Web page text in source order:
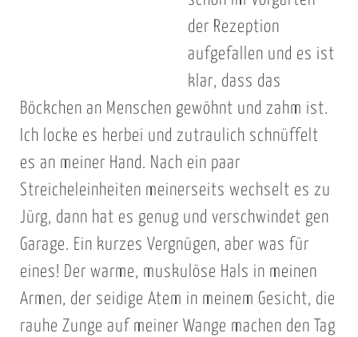
der Rezeption
aufgefallen und es ist
klar, dass das
Böckchen an Menschen gewöhnt und zahm ist.
Ich locke es herbei und zutraulich schnüffelt
es an meiner Hand. Nach ein paar
Streicheleinheiten meinerseits wechselt es zu
Jürg, dann hat es genug und verschwindet gen
Garage. Ein kurzes Vergnügen, aber was für
eines! Der warme, muskulöse Hals in meinen
Armen, der seidige Atem in meinem Gesicht, die
rauhe Zunge auf meiner Wange machen den Tag